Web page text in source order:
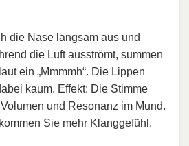
die Nase langsam aus und
die Luft ausströmt, summen
ein „Mmmmh“. Die Lippen
kaum. Effekt: Die Stimme
und Resonanz im Mund.
Sie mehr Klanggefühl.